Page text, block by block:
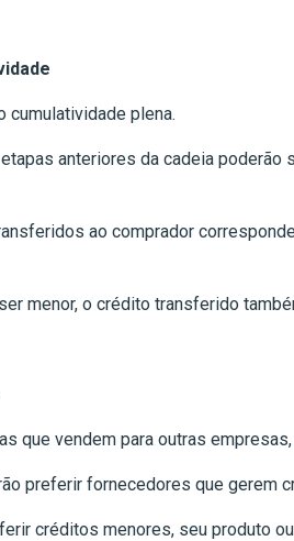
cumulatividade plena.
anteriores da cadeia
ao comprador
menor, o crédito transferido
que vendem para outras
preferir fornecedores que gerem
créditos menores, seu produto